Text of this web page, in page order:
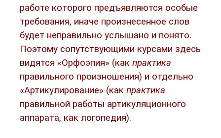
работе которого предъявляются особые
требования, иначе произнесенное слов
будет неправильно услышано и понято.
Поэтому сопутствующими курсами здесь
видятся «Орфоэпия» (как практика
правильного произношения) и отдельно
«Артикулирование» (как практика
правильной работы артикуляционного
аппарата, как логопедия).